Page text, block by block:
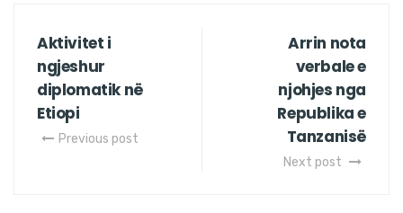
Aktivitet i
ngjeshur
diplomatik në
Etiopi
Previous post
Arrin nota
verbale e
njohjes nga
Republika e
Tanzanisë
Next post